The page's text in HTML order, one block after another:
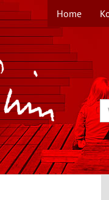
TOPMENÜ
Home